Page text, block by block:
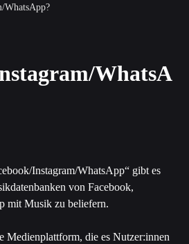
WhatsApp?
WhatsA
Instagram/WhatsApp“ gibt es
von Facebook,
mit Musik zu beliefern.
Medienplattform, die es Nutzer:innen